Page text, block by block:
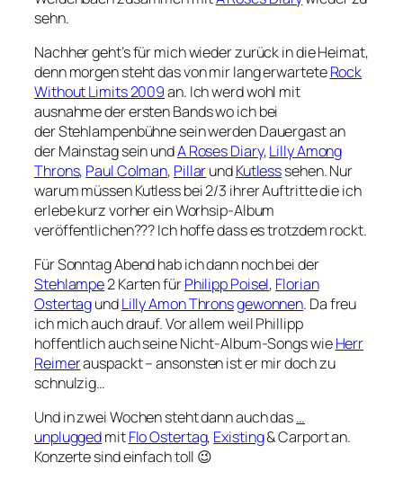
sehn.
Nachher geht’s für mich wieder zurück in die Heimat,
denn morgen steht das von mir lang erwarteteRock
Without Limits 2009an. Ich werd wohl mit
ausnahme der ersten Bands wo ich bei
der Stehlampenbühne sein werden Dauergast an
der Mainstag sein undA Roses Diary,Lilly Among
Throns, Paul Colman, PillarundKutlesssehen. Nur
warum müssen Kutless bei 2/3 ihrer Auftritte die ich
erlebe kurz vorher ein Worhsip-Album
veröffentlichen??? Ich hoffe dass es trotzdem rockt.
Für Sonntag Abend hab ich dann noch bei der
Stehlampe2 Karten fürPhilipp Poisel, Florian
OstertagundLilly Amon Thronsgewonnen. Da freu
ich mich auch drauf. Vor allem weil Phillipp
hoffentlich auch seine Nicht-Album-Songs wieHerr
Reimerauspackt – ansonsten ist er mir doch zu
schnulzig…
Und in zwei Wochen steht dann auch das…
unpluggedmitFlo Ostertag, Existing& Carport an.
Konzerte sind einfach toll 😉